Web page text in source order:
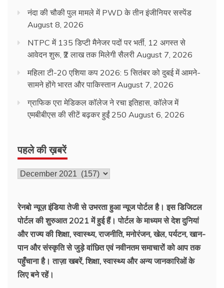
नंदा की चौकी पुल मामले में PWD के तीन इंजीनियर सस्पेंड
August 8, 2026
NTPC में 135 डिप्टी मैनेजर पदों पर भर्ती, 12 अगस्त से
आवेदन शुरू, ₹2 लाख तक मिलेगी सैलरी August 7, 2026
महिला टी-20 एशिया कप 2026: 5 सितंबर को दुबई में आमने-
सामने होंगे भारत और पाकिस्तान August 7, 2026
ग्राफिक एरा मेडिकल कॉलेज ने रचा इतिहास, कॉलेज में
एमबीबीएस की सीटें बढ़कर हुईं 250 August 6, 2026
पहले की ख़बरें
पहले
रेनबो न्यूज़ इंडिया तेजी से उभरता हुआ न्‍यूज पोर्टल है। इस डिजिटल
पोर्टल की शुरुआत 2021 में हुई हैं। पोर्टल के माध्यम से देश दुनियां
और राज्य की शिक्षा, स्वास्थ्य, राजनीति, मनोरंजन, खेल, पर्यटन, खान-
पान और संस्कृति से जुड़े वांछित एवं नवीनतम समाचारों को आप तक
पहुँचाना है। ताज़ा खबरें, शिक्षा, स्वास्थ्य और अन्य जानकारिओं के
लिए बने रहें।